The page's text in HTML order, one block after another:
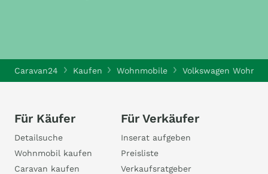
Caravan24 Kaufen Wohnmobile Volkswagen
Für Käufer
Detailsuche
Wohnmobil kaufen
Caravan kaufen
Für Verkäufer
Inserat aufgeben
Preisliste
Verkaufsratgeber